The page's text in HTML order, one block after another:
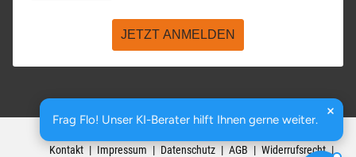
Frag Flo! Unser KI-Berater hilft Ihnen gerne weiter.
JETZT ANMELDEN
basenio.de 99084
Kontakt
Impressum Datenschutz AGB Widerrufsrecht
Tannheimer Tal